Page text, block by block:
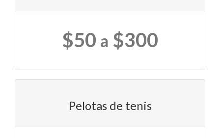
$50 a $300
Pelotas de tenis